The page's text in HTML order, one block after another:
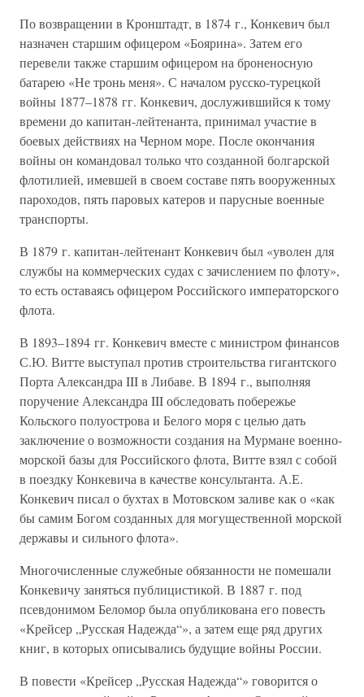
По возвращении в Кронштадт, в 1874 г., Конкевич был
назначен старшим офицером «Боярина». Затем его
перевели также старшим офицером на броненосную
батарею «Не тронь меня». С началом русско-турецкой
войны 1877–1878 гг. Конкевич, дослужившийся к тому
времени до капитан-лейтенанта, принимал участие в
боевых действиях на Черном море. После окончания
войны он командовал только что созданной болгарской
флотилией, имевшей в своем составе пять вооруженных
пароходов, пять паровых катеров и парусные военные
транспорты.
В 1879 г. капитан-лейтенант Конкевич был «уволен для
службы на коммерческих судах с зачислением по флоту»,
то есть оставаясь офицером Российского императорского
флота.
В 1893–1894 гг. Конкевич вместе с министром финансов
С.Ю. Витте выступал против строительства гигантского
Порта Александра III в Либаве. В 1894 г., выполняя
поручение Александра III обследовать побережье
Кольского полуострова и Белого моря с целью дать
заключение о возможности создания на Мурмане военно-
морской базы для Российского флота, Витте взял с собой
в поездку Конкевича в качестве консультанта. А.Е.
Конкевич писал о бухтах в Мотовском заливе как о «как
бы самим Богом созданных для могущественной морской
державы и сильного флота».
Многочисленные служебные обязанности не помешали
Конкевичу заняться публицистикой. В 1887 г. под
псевдонимом Беломор была опубликована его повесть
«Крейсер „Русская Надежда“», а затем еще ряд других
книг, в которых описывались будущие войны России.
В повести «Крейсер „Русская Надежда“» говорится о